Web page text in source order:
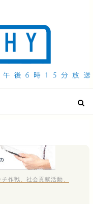
チ作戦 社会貢献活動